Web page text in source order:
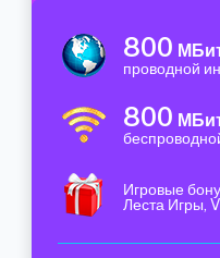
800
проводной
800
Игровые
Леста Игры,